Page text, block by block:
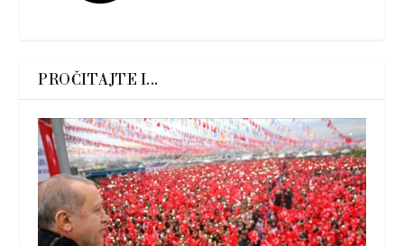
PROČITAJTE I...